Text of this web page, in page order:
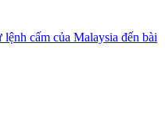
cấm của Malaysia đến bài